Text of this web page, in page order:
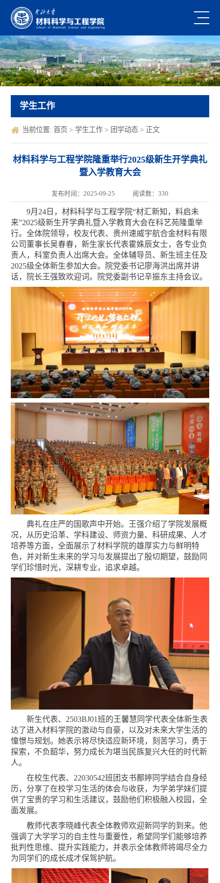
学生工作
当前位置: 首页 > 学生工作 > 团学动态 > 正文
材料科学与工程学院隆重举行2025级新生开学典礼
暨入学教育大会
发布时间：2025-09-25 阅读数： 330
9月24日，材料科学与工程学院“材汇新知，料启未
来”2025级新生开学典礼暨入学教育大会在科艺苑隆重举
行。全体院领导，校友代表、贵州速威宇航合金材料有限
公司董事长吴春春，新生家长代表霍姝辰女士，各专业负
责人，科室负责人出席大会。全体辅导员、新生班主任及
2025级全体新生参加大会。院党委书记廖海洪出席并讲
话，院长王强致欢迎词。院党委副书记辛振东主持会议。
典礼在庄严的国歌声中开始。王强介绍了学院发展概
况，从历史沿革、学科建设、师资力量、科研成果、人才
培养等方面，全面展示了材料学院的雄厚实力与鲜明特
色，并对新生未来的学习与发展提出了殷切期望，鼓励同
学们珍惜时光，深耕专业，追求卓越。
新生代表、 2503BJ01班的王馨慧同学代表全体新生表
达了进入材料学院的激动与自豪，以及对未来大学生活的
憧憬与规划。她表示将尽快适应新环境，刻苦学习，勇于
探索，不负韶华，努力成长为堪当民族复兴大任的时代新
人。
在校生代表、 22030542班团支书鄯婷同学结合自身经
历，分享了在校学习生活的体会与收获，为学弟学妹们提
供了宝贵的学习和生活建议，鼓励他们积极融入校园，全
面发展。
教师代表李晓峰代表全体教师欢迎新同学的到来。他
强调了大学学习的自主性与重要性，希望同学们能够培养
批判性思维、提升实践能力，并表示全体教师将竭尽全力
为同学们的成长成才保驾护航。